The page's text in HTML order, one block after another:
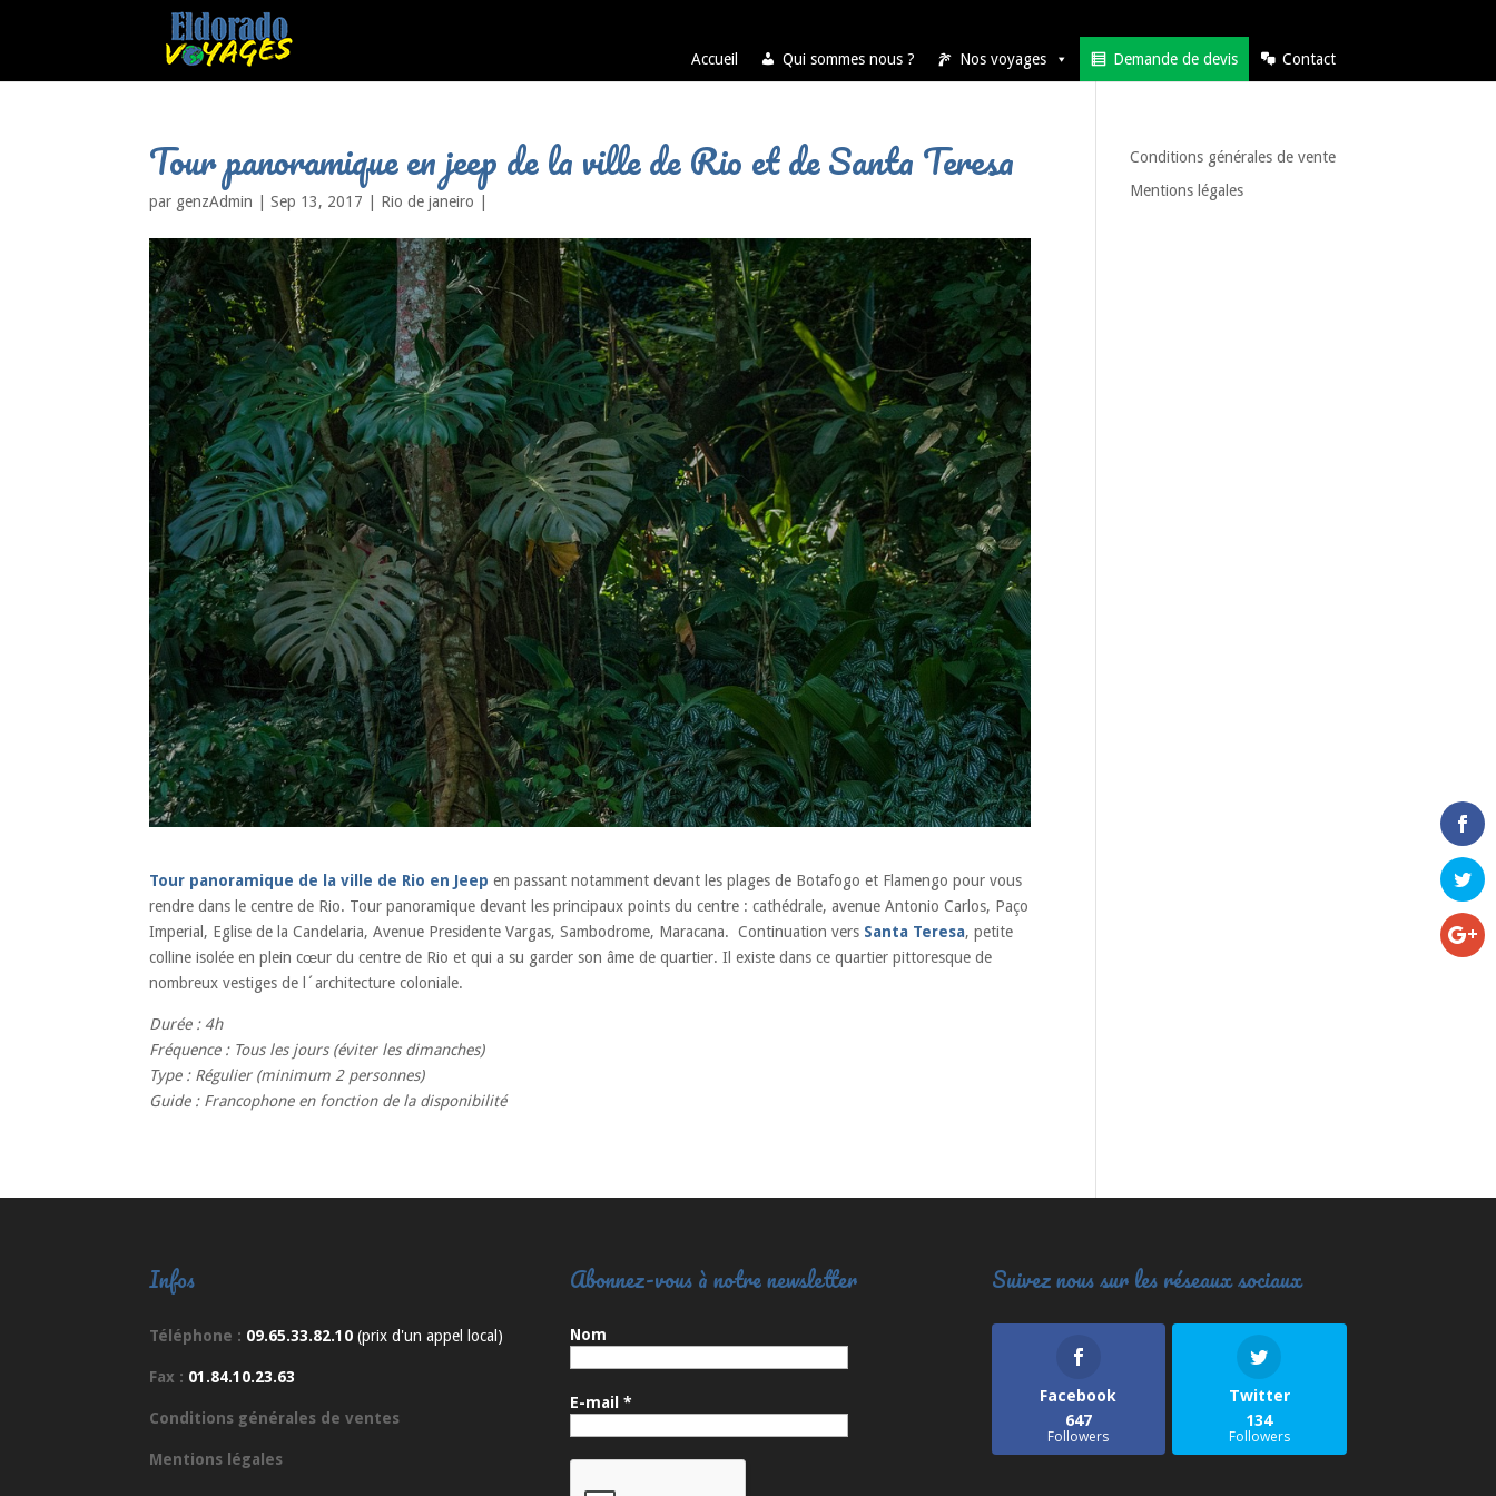
Accueil Qui sommes nous ? Nos voyages Demande de devis Contact
Tour panoramique en jeep de la ville de Rio et de Santa Teresa
par genzAdmin |Sep 13, 2017 Rio de janeiro
Tour panoramique de la ville de Rio en Jeep en passant notamment devant les plages de Botafogo et Flamengo pour vous
rendre dans le centre de Rio. Tour panoramique devant les principaux points du centre : cathédrale, avenue Antonio Carlos, Paço
Imperial, Eglise de la Candelaria, Avenue Presidente Vargas, Sambodrome, Maracana. Continuation vers Santa Teresa, petite
colline isolée en plein cœur du centre de Rio et qui a su garder son âme de quartier. Il existe dans ce quartier pittoresque de
nombreux vestiges de l´architecture coloniale.
Durée : 4h
Fréquence: Tous les jours (éviter les dimanches)
Type: Régulier (minimum 2 personnes)
Guide: Francophone en fonction de la disponibilité
Conditions générales de vente
Mentions légales
Infos
Téléphone : 09.65.33.82.10 (prix d'un appel local)
Fax : 01.84.10.23.63
Conditions générales de ventes
Mentions légales
Abonnez-vous à notre newsletter
Nom
E-mail*
Suivez nous sur les réseaux sociaux
Facebook
647
Followers
Twitter
134
Followers